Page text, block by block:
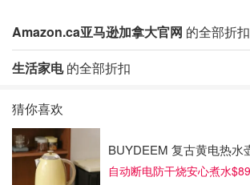
Amazon.ca亚马逊加拿大官网 的全部折扣
生活家电的全部折扣
猜你喜欢
BUYDEEM 复古黄电热水
自动断电防干烧安心煮水$89